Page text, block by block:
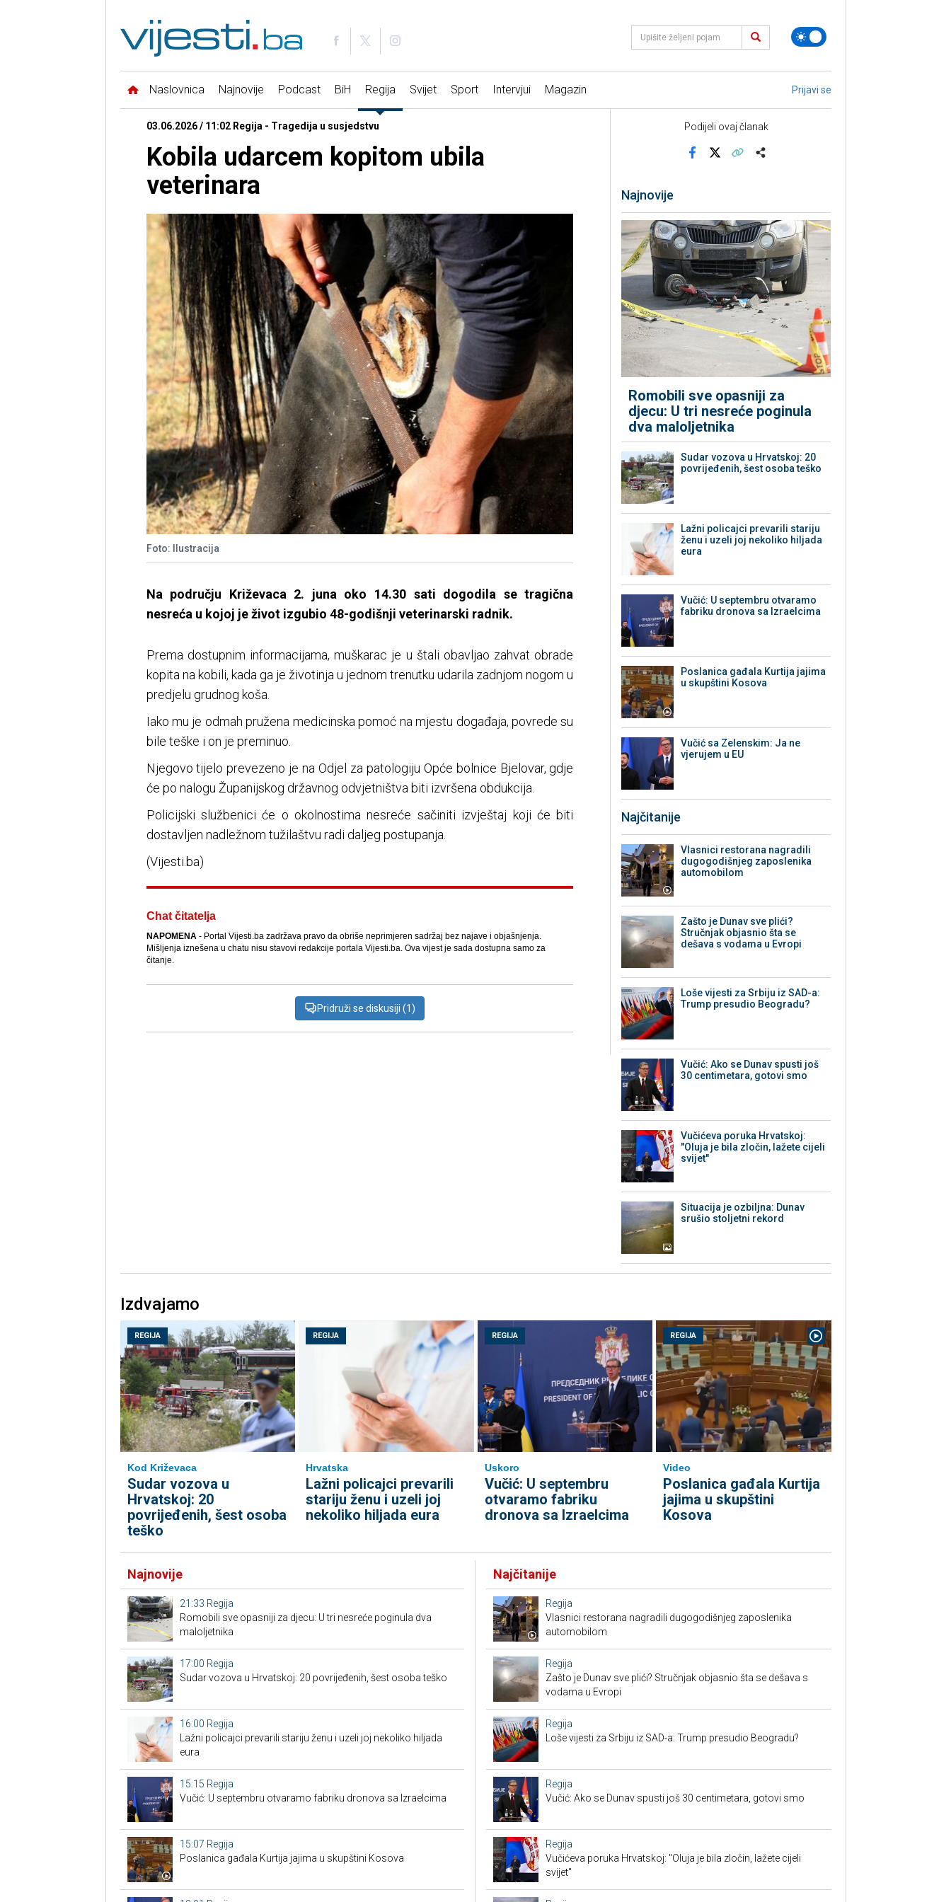
Naslovnica Najnovije Podcast BiH Regija Svijet Sport Intervjui Magazin Prijavi se
03.06.2026 / 11:02 Regija - Tragedija u susjedstvu
Kobila udarcem kopitom ubila
veterinara
Foto: Ilustracija
Na području Križevaca 2. juna oko 14.30 sati dogodila se tragična
nesreća u kojoj je život izgubio 48-godišnji veterinarski radnik.
Prema dostupnim informacijama, muškarac je u štali obavljao zahvat obrade
kopita na kobili, kada ga je životinja u jednom trenutku udarila zadnjom nogom u
predjelu grudnog koša.
Iako mu je odmah pružena medicinska pomoć na mjestu događaja, povrede su
bile teške i on je preminuo.
Njegovo tijelo prevezeno je na Odjel za patologiju Opće bolnice Bjelovar, gdje
će po nalogu Županijskog državnog odvjetništva biti izvršena obdukcija.
Policijski službenici će o okolnostima nesreće sačiniti izvještaj koji će biti
dostavljen nadležnom tužilaštvu radi daljeg postupanja.
(Vijesti.ba)
Chat čitatelja
NAPOMENA- Portal Vijesti.ba zadržava pravo da obriše neprimjeren sadržaj bez najave i objašnjenja.
Mišljenja iznešena u chatu nisu stavovi redakcije portala Vijesti.ba. Ova vijest je sada dostupna samo za
čitanje.
Pridruži se diskusiji (1)
Podijeli ovaj članak
Najnovije
Romobili sve opasniji za
djecu: U tri nesreće poginula
dva maloljetnika
Sudar vozova u Hrvatskoj: 20
povrijeđenih, šest osoba teško
Lažni policajci prevarili stariju
ženu i uzeli joj nekoliko hiljada
eura
Vučić: U septembru otvaramo
fabriku dronova sa Izraelcima
Poslanica gađala Kurtija jajima
u skupštini Kosova
Vučić sa Zelenskim: Ja ne
vjerujem u EU
Najčitanije
Vlasnici restorana nagradili
dugogodišnjeg zaposlenika
automobilom
Zašto je Dunav sve plići?
Stručnjak objasnio šta se
dešava s vodama u Evropi
Loše vijesti za Srbiju iz SAD-a:
Trump presudio Beogradu?
Vučić: Ako se Dunav spusti još
30 centimetara, gotovi smo
Vučićeva poruka Hrvatskoj:
"Oluja je bila zločin, lažete cijeli
svijet"
Situacija je ozbiljna: Dunav
srušio stoljetni rekord
Izdvajamo
REGIJA
Kod Križevaca
Sudar vozova u
Hrvatskoj: 20
povrijeđenih, šest osoba
teško
REGIJA
Hrvatska
Lažni policajci prevarili
stariju ženu i uzeli joj
nekoliko hiljada eura
REGIJA
Uskoro
Vučić: U septembru
otvaramo fabriku
dronova sa Izraelcima
REGIJA
Video
Poslanica gađala Kurtija
jajima u skupštini
Kosova
Najnovije
21:33 Regija
Romobili sve opasniji za djecu: U tri nesreće poginula dva
maloljetnika
17:00 Regija
Sudar vozova u Hrvatskoj: 20 povrijeđenih, šest osoba teško
16:00 Regija
Lažni policajci prevarili stariju ženu i uzeli joj nekoliko hiljada
eura
15:15 Regija
Vučić: U septembru otvaramo fabriku dronova sa Izraelcima
15:07 Regija
Poslanica gađala Kurtija jajima u skupštini Kosova
Najčitanije
Regija
Vlasnici restorana nagradili dugogodišnjeg zaposlenika
automobilom
Regija
Zašto je Dunav sve plići? Stručnjak objasnio šta se dešava s
vodama u Evropi
Regija
Loše vijesti za Srbiju iz SAD-a: Trump presudio Beogradu?
Regija
Vučić: Ako se Dunav spusti još 30 centimetara, gotovi smo
Regija
Vučićeva poruka Hrvatskoj: "Oluja je bila zločin, lažete cijeli
svijet"